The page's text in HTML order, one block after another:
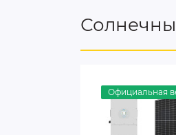
Официальная